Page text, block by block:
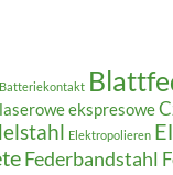
Batteriekontakt
ekspresowe
Elektropolieren
Federbandstahl